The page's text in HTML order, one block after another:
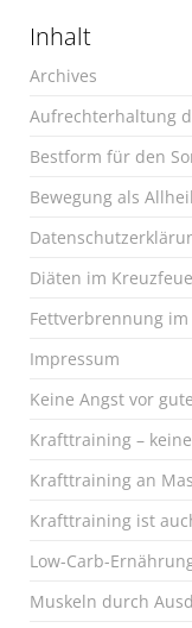
Inhalt
Archives
Aufrechterhaltung
Bestform für den
Bewegung als
Diäten im
Fettverbrennung
Impressum
Keine Angst vor
Krafttraining –
Krafttraining an
Krafttraining ist
Low-Carb-
Muskeln durch